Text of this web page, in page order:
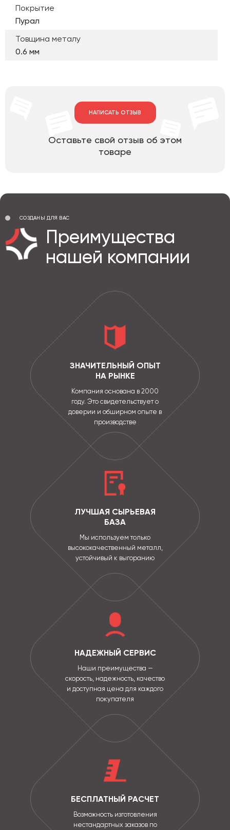
Покрытие
Пурал
Товщина металу
0.6 мм
НАПИСАТЬ ОТЗЫВ
Оставьте свой отзыв об этом
товаре
СОЗДАНЫ ДЛЯ ВАС
Преимущества
нашей компании
ЗНАЧИТЕЛЬНЫЙ ОПЫТ
НА РЫНКЕ
Компания основана в 2000
году. Это свидетельствует о
доверии и обширном опыте в
производстве
ЛУЧШАЯ СЫРЬЕВАЯ
БАЗА
Мы используем только
высококачественный металл,
устойчивый к выгоранию
НАДЕЖНЫЙ СЕРВИС
Наши преимущества —
скорость, надежность, качество
и доступная цена для каждого
покупателя
БЕСПЛАТНЫЙ РАСЧЕТ
Возможность изготовления
нестандартных заказов по